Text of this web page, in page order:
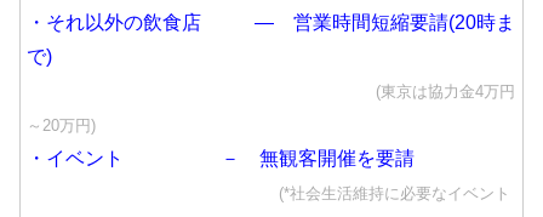
・それ以外の飲食店 ― 営業時間短縮要請(20時ま
で)
(東京は協力金4万円
～20万円)
・イベント － 無観客開催を要請
(*社会生活維持に必要なイベント